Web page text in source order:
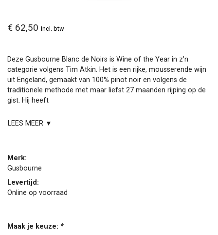
€ 62,50 Incl. btw
Deze Gusbourne Blanc de Noirs is Wine of the Year in z'n
categorie volgens Tim Atkin. Het is een rijke, mousserende wijn
uit Engeland, gemaakt van 100% pinot noir en volgens de
traditionele methode met maar liefst 27 maanden rijping op de
gist. Hij heeft
LEES MEER ▼
Merk:
Gusbourne
Levertijd:
Online op voorraad
Maak je keuze: *